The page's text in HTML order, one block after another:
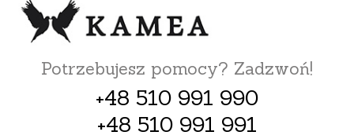
Potrzebujesz pomocy? Zadzwoń!
+48 510 991 990
+48 510 991 991